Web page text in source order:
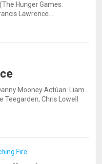
Hunger Games:
Lawrence…
Mooney Actúan: Liam
Chris Lowell